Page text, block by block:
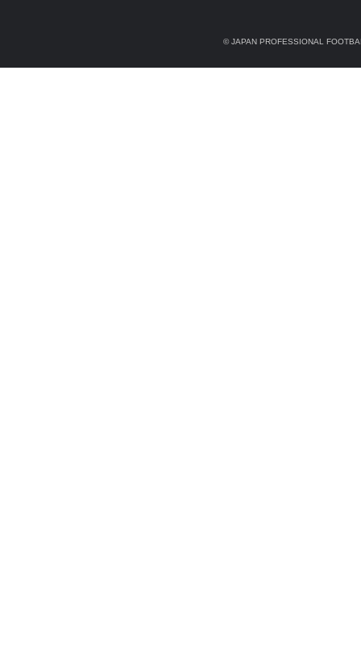
© JAPAN PROFESSIONAL